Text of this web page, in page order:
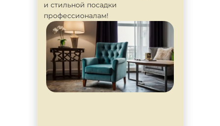
и стильной посадки
профессионалам!